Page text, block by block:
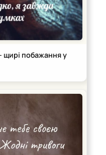
щирі побажання у